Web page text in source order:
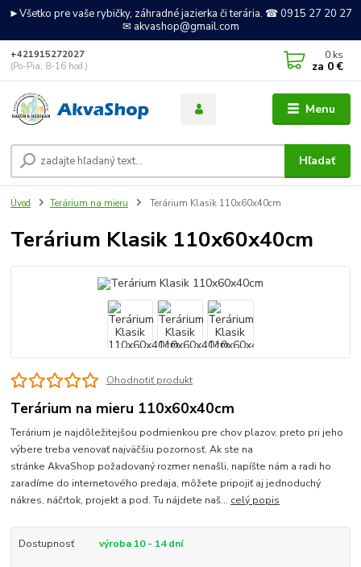
►Všetko pre vaše rybičky, záhradné jazierka či terária. ☎ 0915 27 20 27
✉ akvashop@gmail.com
Menu
Hľadať
+421915272027
(Po-Pia, 8-16 hod.)
0 ks
za 0 €
Úvod Terárium na mieru Terárium Klasik 110x60x40cm
Terárium Klasik 110x60x40cm
Ohodnotiť produkt
Terárium na mieru 110x60x40cm
Terárium je najdôležitejšou podmienkou pre chov plazov, preto pri jeho
výbere treba venovať najväčšiu pozornosť. Ak ste na
stránke AkvaShop požadovaný rozmer nenašli, napíšte nám a radi ho
zaradíme do internetového predaja, môžete pripojiť aj jednoduchý
nákres, náčrtok, projekt a pod. Tu nájdete naš... celý popis
Dostupnosť výroba 10 - 14 dní